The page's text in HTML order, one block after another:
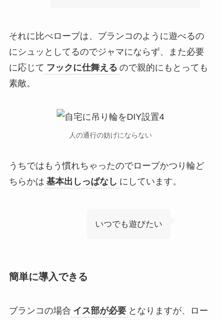
それに比べロープは、ブランコのように遊べるの
にシュッとしてるのでジャマにならず、また必要
に応じて フックに仕舞える ので親的にもとっても
素敵。
人の通行の妨げにならない
うちではもう慣れちゃったのでロープかつり輪ど
ちらかは 基本出しっぱなし にしています。
いつでも遊びたい
簡単に導入できる
ブランコの場合 イス部が必要 となりますが、ロー